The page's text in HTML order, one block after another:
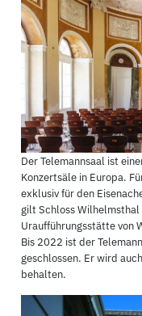
Der Telemannsaal ist
Konzertsäle in Europa.
exklusiv für den
gilt Schloss
Uraufführungsstätte von
Bis 2022 ist der
geschlossen. Er wird
behalten.